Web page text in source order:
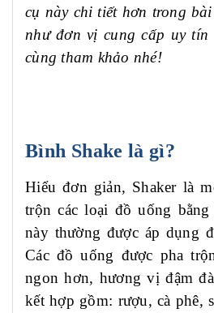
cụ này chi tiết hơn trong
như đơn vị cung cấp uy
cùng tham khảo nhé!
Bình Shake là gì?
Hiểu đơn giản, Shaker là
trộn các loại đồ uống
này thường được áp dụng
Các đồ uống được pha
ngon hơn, hương vị đậm
kết hợp gồm: rượu, cà